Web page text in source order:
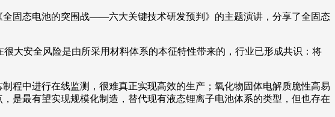
固态电池的突围战——六大关键技术研发预判》的主题演讲，分享了全固态
大安全风险是由所采用材料体系的本征特性带来的，行业已形成共识：将
程中进行在线监测，很难真正实现高效的生产；氧化物固体电解质脆性高易
是最有望实现规模化制造，替代现有液态锂离子电池体系的类型，但也存在